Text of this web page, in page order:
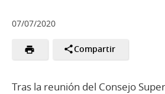
07/07/2020
Compartir
Tras la reunión del Consejo